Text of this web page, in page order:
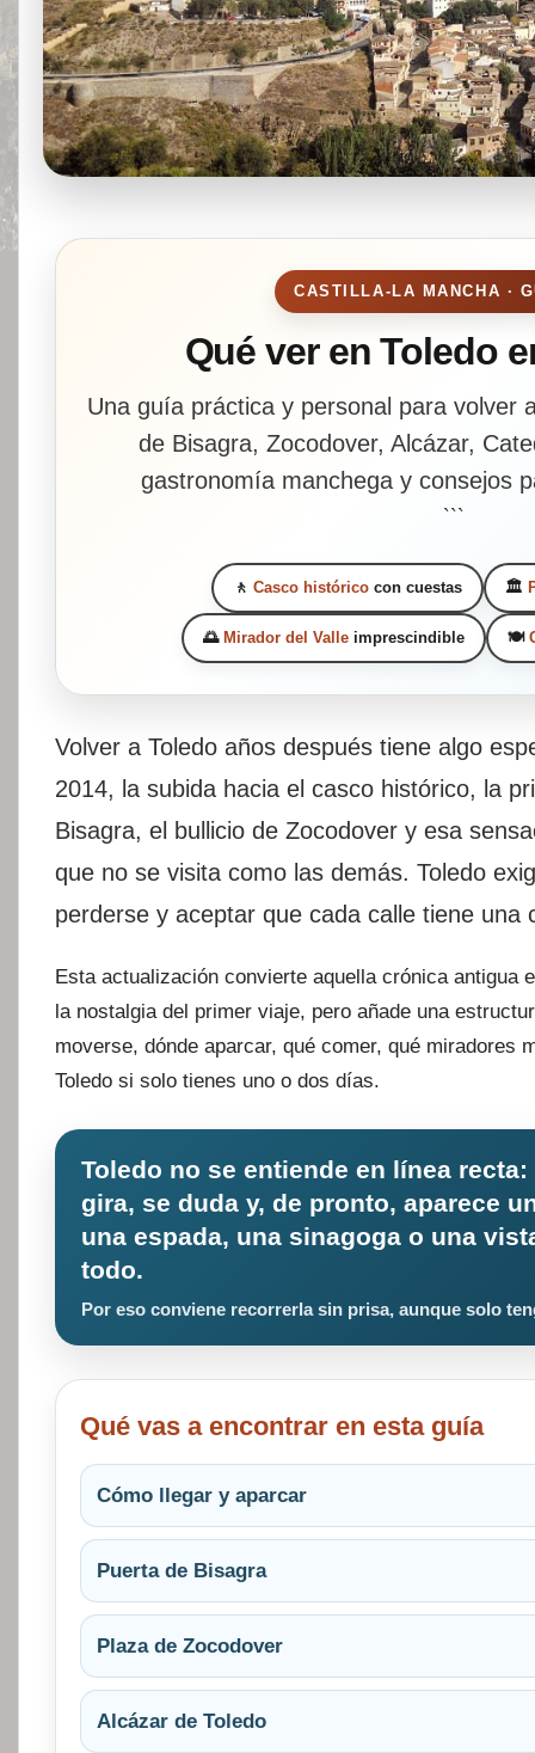
CASTILLA-LA MANCHA ·
Qué ver en Toledo
Una guía práctica y personal para volver
de Bisagra, Zocodover, Alcázar,
gastronomía manchega y consejos
```
🚶 Casco histórico con cuestas 🏛️
🌅 Mirador del Valle imprescindible 🍽️
Volver a Toledo años después tiene algo
2014, la subida hacia el casco histórico, la
Bisagra, el bullicio de Zocodover y esa
que no se visita como las demás. Toledo
perderse y aceptar que cada calle tiene una
Esta actualización convierte aquella crónica antigua
la nostalgia del primer viaje, pero añade una
moverse, dónde aparcar, qué comer, qué miradores
Toledo si solo tienes uno o dos días.
Toledo no se entiende en línea
gira, se duda y, de pronto, aparece
una espada, una sinagoga o una
todo.
Por eso conviene recorrerla sin prisa, aunque solo
Qué vas a encontrar en esta guía
Cómo llegar y aparcar
Puerta de Bisagra
Plaza de Zocodover
Alcázar de Toledo